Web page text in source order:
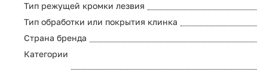
Тип режущей кромки лезвия
Тип обработки или покрытия клинка
Страна бренда
Категории